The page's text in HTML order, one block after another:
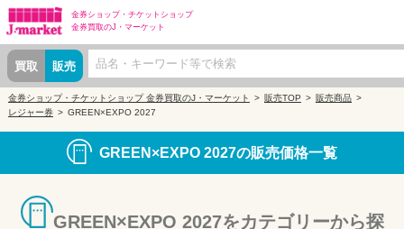
金券ショップ・ チケットショップ
金券買取のJ・マーケット
買取 販売
金券ショップ・チケットショップ 金券買取のJ・マーケット 販売TOP
販売商品
レジャー券
GREEN×EXPO 2027
GREEN×EXPO 2027の販売価格一覧
GREEN×EXPO 2027をカテゴリーから探